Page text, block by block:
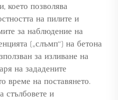
което позволява
на пилите и
за наблюдение на
(„слъмп“) на бетона
за изливане на
на зададените
време на поставянето.
стълбовете и